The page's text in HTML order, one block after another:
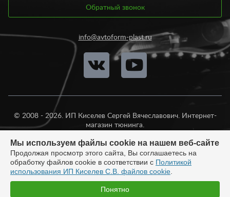
Обратный звонок
info@avtoform-plast.ru
© 2008 - 2026. ИП Киселев Сергей Вячеславович. Интернет-
магазин тюнинга.
Мы используем файлы cookie на нашем веб-сайте
Продолжая просмотр этого сайта, Вы соглашаетесь на
обработку файлов cookie в соответствии с Политикой
использования ИП Киселев С.В. файлов cookie
Понятно